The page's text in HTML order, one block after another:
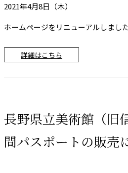
2021年4月8日（木）
ホームページをリニューアルしまし
詳細はこちら
長野県立美術館（旧
間パスポートの販売